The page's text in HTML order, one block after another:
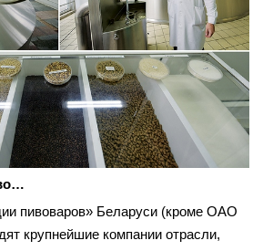
пивоваров» Беларуси (кроме ОАО
крупнейшие компании отрасли,